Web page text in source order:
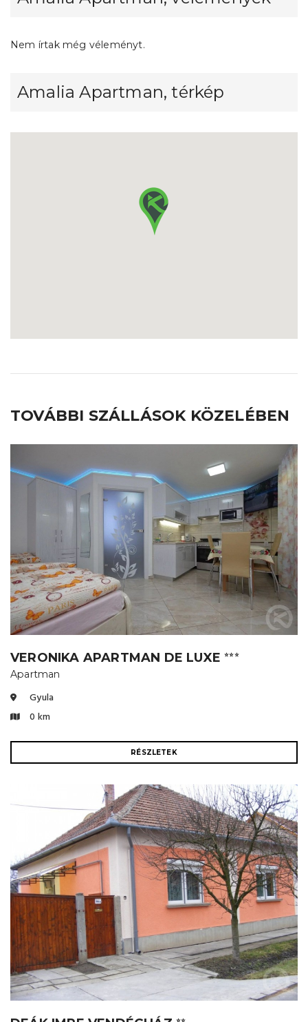
Nem írtak még véleményt.
Amalia Apartman, térkép
TOVÁBBI SZÁLLÁSOK KÖZELÉBEN
VERONIKA APARTMAN DE LUXE⭐⭐⭐
Apartman
Gyula
0 km
RÉSZLETEK
⭐⭐